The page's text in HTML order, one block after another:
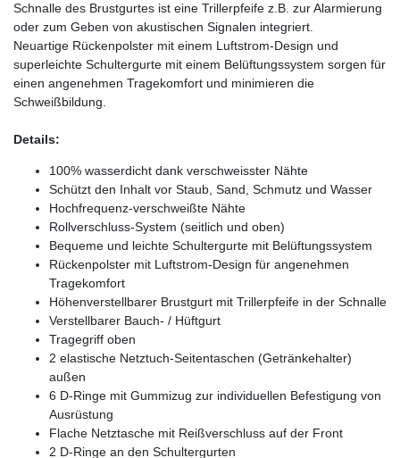
Schnalle des Brustgurtes ist eine Trillerpfeife z.B. zur Alarmierung
oder zum Geben von akustischen Signalen integriert.
Neuartige Rückenpolster mit einem Luftstrom-Design und
superleichte Schultergurte mit einem Belüftungssystem sorgen für
einen angenehmen Tragekomfort und minimieren die
Schweißbildung.
Details:
100% wasserdicht dank verschweisster Nähte
Schützt den Inhalt vor Staub, Sand, Schmutz und Wasser
Hochfrequenz-verschweißte Nähte
Rollverschluss-System (seitlich und oben)
Bequeme und leichte Schultergurte mit Belüftungssystem
Rückenpolster mit Luftstrom-Design für angenehmen
Tragekomfort
Höhenverstellbarer Brustgurt mit Trillerpfeife in der Schnalle
Verstellbarer Bauch- / Hüftgurt
Tragegriff oben
2 elastische Netztuch-Seitentaschen (Getränkehalter)
außen
6 D-Ringe mit Gummizug zur individuellen Befestigung von
Ausrüstung
Flache Netztasche mit Reißverschluss auf der Front
2 D-Ringe an den Schultergurten